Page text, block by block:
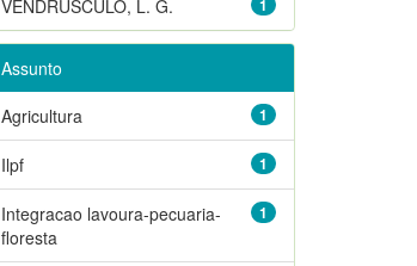
1
VENDRUSCULO, L. G.
Assunto
1
Agricultura
1
Ilpf
1
Integracao lavoura-pecuaria-
floresta